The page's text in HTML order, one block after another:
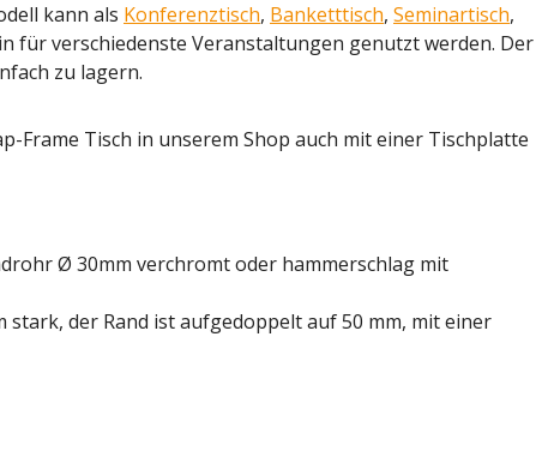
kann als Konferenztisch, Banketttisch, Seminartisch,
für verschiedenste Veranstaltungen genutzt werden. Der
zu lagern.
Frame Tisch in unserem Shop auch mit einer Tischplatte
Ø 30mm verchromt oder hammerschlag mit
stark, der Rand ist aufgedoppelt auf 50 mm, mit einer